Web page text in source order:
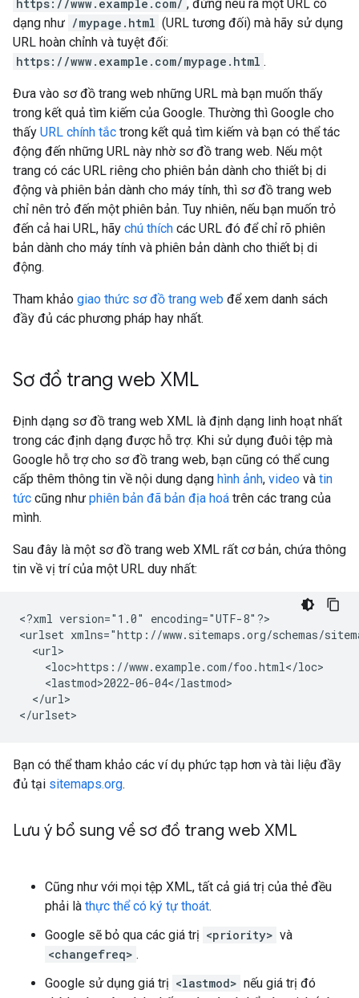
https://www.example.com/ , đừng nêu ra một URL có
dạng như /mypage.html (URL tương đối) mà hãy sử dụng
URL hoàn chỉnh và tuyệt đối:
https://www.example.com/mypage.html .
Đưa vào sơ đồ trang web những URL mà bạn muốn thấy
trong kết quả tìm kiếm của Google. Thường thì Google cho
thấy URL chính tắc trong kết quả tìm kiếm và bạn có thể tác
động đến những URL này nhờ sơ đồ trang web. Nếu một
trang có các URL riêng cho phiên bản dành cho thiết bị di
động và phiên bản dành cho máy tính, thì sơ đồ trang web
chỉ nên trỏ đến một phiên bản. Tuy nhiên, nếu bạn muốn trỏ
đến cả hai URL, hãy chú thích các URL đó để chỉ rõ phiên
bản dành cho máy tính và phiên bản dành cho thiết bị di
động.
Tham khảo giao thức sơ đồ trang web để xem danh sách
đầy đủ các phương pháp hay nhất.
Sơ đồ trang web XML
Định dạng sơ đồ trang web XML là định dạng linh hoạt nhất
trong các định dạng được hỗ trợ. Khi sử dụng đuôi tệp mà
Google hỗ trợ cho sơ đồ trang web, bạn cũng có thể cung
cấp thêm thông tin về nội dung dạng hình ảnh, video và tin
tức cũng như phiên bản đã bản địa hoá trên các trang của
mình.
Sau đây là một sơ đồ trang web XML rất cơ bản, chứa thông
tin về vị trí của một URL duy nhất:
<?xml version="1.0" encoding="UTF-8"?>
<urlset xmlns="http://www.sitemaps.org/schemas/
  <url>
    <loc>https://www.example.com/foo.html</loc>
    <lastmod>2022-06-04</lastmod>
  </url>
</urlset>
Bạn có thể tham khảo các ví dụ phức tạp hơn và tài liệu đầy
đủ tại sitemaps.org.
Lưu ý bổ sung về sơ đồ trang web XML
Cũng như với mọi tệp XML, tất cả giá trị của thẻ đều
phải là thực thể có ký tự thoát.
Google sẽ bỏ qua các giá trị <priority> và
<changefreq> .
Google sử dụng giá trị <lastmod> nếu giá trị đó